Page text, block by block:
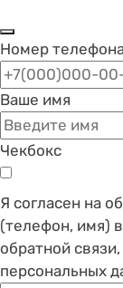
Номер
Ваше имя
Чекбокс
Я согласен на
(телефон, имя)
обратной
персональных